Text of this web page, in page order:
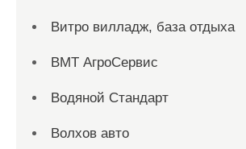
Витро вилладж, база отдыха
ВМТ АгроСервис
Водяной Стандарт
Волхов авто